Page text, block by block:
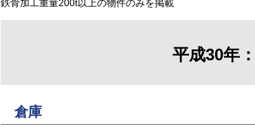
鉄骨加工重量200t以上の物件のみを掲載
平成30年
倉庫